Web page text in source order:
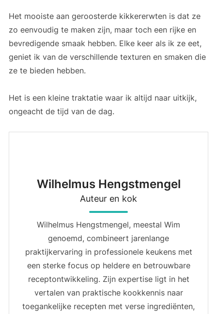
Het mooiste aan geroosterde kikkererwten is dat ze
zo eenvoudig te maken zijn, maar toch een rijke en
bevredigende smaak hebben. Elke keer als ik ze eet,
geniet ik van de verschillende texturen en smaken die
ze te bieden hebben.
Het is een kleine traktatie waar ik altijd naar uitkijk,
ongeacht de tijd van de dag.
Wilhelmus Hengstmengel
Auteur en kok
Wilhelmus Hengstmengel, meestal Wim
genoemd, combineert jarenlange
praktijkervaring in professionele keukens met
een sterke focus op heldere en betrouwbare
receptontwikkeling. Zijn expertise ligt in het
vertalen van praktische kookkennis naar
toegankelijke recepten met verse ingrediënten,